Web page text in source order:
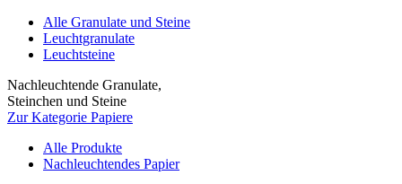
Alle Granulate und Steine
Leuchtgranulate
Leuchtsteine
Nachleuchtende Granulate,
Steinchen und Steine
Zur Kategorie Papiere
Alle Produkte
Nachleuchtendes Papier